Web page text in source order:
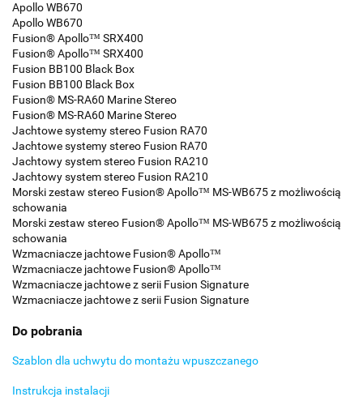
Apollo WB670
Apollo WB670
Fusion® Apollo™ SRX400
Fusion® Apollo™ SRX400
Fusion BB100 Black Box
Fusion BB100 Black Box
Fusion® MS-RA60 Marine Stereo
Fusion® MS-RA60 Marine Stereo
Jachtowe systemy stereo Fusion RA70
Jachtowe systemy stereo Fusion RA70
Jachtowy system stereo Fusion RA210
Jachtowy system stereo Fusion RA210
Morski zestaw stereo Fusion® Apollo™ MS-WB675 z możliwością
schowania
Morski zestaw stereo Fusion® Apollo™ MS-WB675 z możliwością
schowania
Wzmacniacze jachtowe Fusion® Apollo™
Wzmacniacze jachtowe Fusion® Apollo™
Wzmacniacze jachtowe z serii Fusion Signature
Wzmacniacze jachtowe z serii Fusion Signature
Do pobrania
Szablon dla uchwytu do montażu wpuszczanego
Instrukcja instalacji